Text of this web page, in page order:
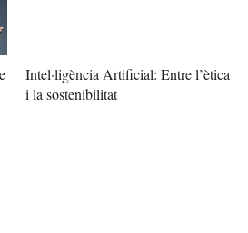
Intel·ligència Artificial: Entre l’ètica
i la sostenibilitat